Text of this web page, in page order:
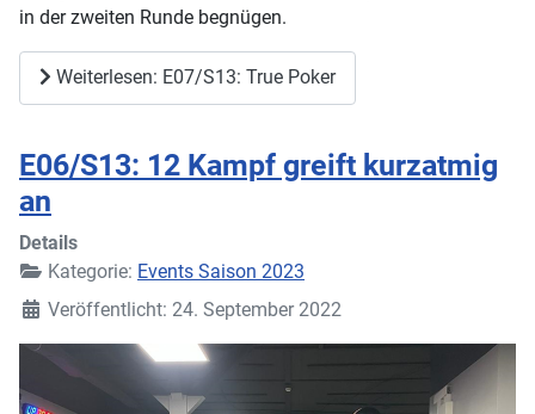
in der zweiten Runde begnügen.
Weiterlesen: E07/S13: True Poker
E06/S13: 12 Kampf greift kurzatmig
an
Details
Kategorie: Events Saison 2023
Veröffentlicht: 24. September 2022